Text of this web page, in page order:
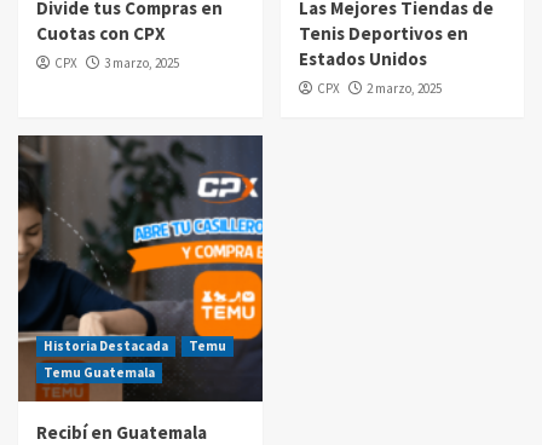
$20 de reintegro en tus compras Amazon
Prime Day Guatemala 2025
Divide tus Compras en
Cuotas con CPX
CPX 3 marzo, 2025
Las Mejores Tiendas de
Tenis Deportivos en
Estados Unidos
CPX 2 marzo, 2025
Historia Destacada
Temu
Temu Guatemala
Recibí en Guatemala